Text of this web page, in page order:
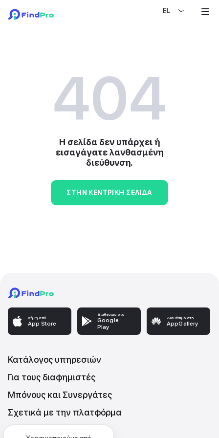
EL
404
Η σελίδα δεν υπάρχει ή
εισαγάγατε λανθασμένη
διεύθυνση.
ΣΤΗΝ ΚΕΝΤΡΙΚΉ ΣΕΛΊΔΑ
Λήψη από
App Store
Διαθέσιμο στο
Google
Play
Διαθέσιμο στο
AppGallery
Κατάλογος υπηρεσιών
Για τους διαφημιστές
Μπόνους και Συνεργάτες
Σχετικά με την πλατφόρμα
Επικοινωνήστε μαζι μας